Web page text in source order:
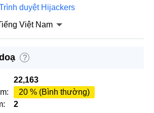
duyệt Hijackers
Việt Nam
?
22,163
20 % (Bình thường)
2